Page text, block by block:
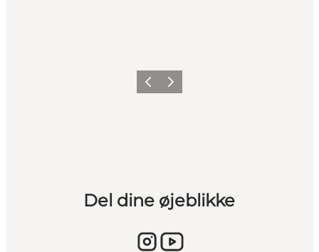
Forrige billede
Næste billede
Del dine øjeblikke